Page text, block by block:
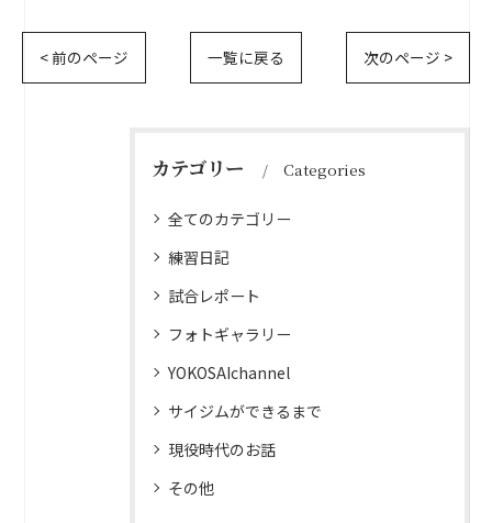
< 前のページ 一覧に戻る 次のページ >
カテゴリー Categories
全てのカテゴリー
練習日記
試合レポート
フォトギャラリー
YOKOSAIchannel
サイジムができるまで
現役時代のお話
その他